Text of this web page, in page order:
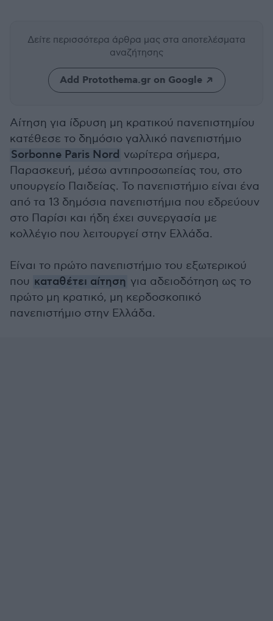
Δείτε περισσότερα άρθρα μας στα αποτελέσματα
αναζήτησης
Add Protothema.gr on Google
Αίτηση για ίδρυση μη κρατικού πανεπιστημίου
κατέθεσε το δημόσιο γαλλικό πανεπιστήμιο
Sorbonne Paris Nord νωρίτερα σήμερα,
Παρασκευή, μέσω αντιπροσωπείας του, στο
υπουργείο Παιδείας. Το πανεπιστήμιο είναι ένα
από τα 13 δημόσια πανεπιστήμια που εδρεύουν
στο Παρίσι και ήδη έχει συνεργασία με
κολλέγιο που λειτουργεί στην Ελλάδα.
Είναι το πρώτο πανεπιστήμιο του εξωτερικού
που καταθέτει αίτηση για αδειοδότηση ως το
πρώτο μη κρατικό, μη κερδοσκοπικό
πανεπιστήμιο στην Ελλάδα.